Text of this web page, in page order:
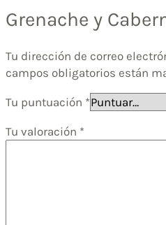
Grenache y
Tu dirección de correo
campos obligatorios están
Tu puntuación *
Tu valoración *